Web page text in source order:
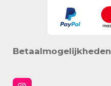
Betaalmogelijkheden